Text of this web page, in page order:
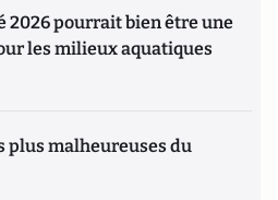
2026 pourrait bien être une
les milieux aquatiques
plus malheureuses du